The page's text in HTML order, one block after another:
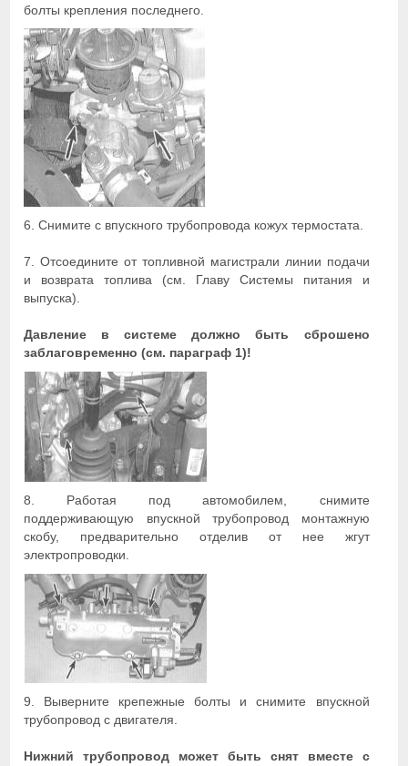
болты крепления последнего.
6. Снимите с впускного трубопровода кожух термостата.
7. Отсоедините от топливной магистрали линии подачи
и возврата топлива (см. Главу Системы питания и
выпуска).
Давление в системе должно быть сброшено
заблаговременно (см. параграф 1)!
8. Работая под автомобилем, снимите
поддерживающую впускной трубопровод монтажную
скобу, предварительно отделив от нее жгут
электропроводки.
9. Выверните крепежные болты и снимите впускной
трубопровод с двигателя.
Нижний трубопровод может быть снят вместе с